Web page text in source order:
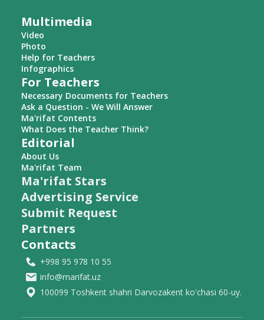
Multimedia
Video
Photo
Help for Teachers
Infographics
For Teachers
Necessary Documents for Teachers
Ask a Question - We Will Answer
Ma'rifat Contents
What Does the Teacher Think?
Editorial
About Us
Ma'rifat Team
Ma'rifat Stars
Advertising Service
Submit Request
Partners
Contacts
+998 95 978 10 55
info@marifat.uz
100099 Toshkent shahri Darvozakent ko'chasi 60-uy.